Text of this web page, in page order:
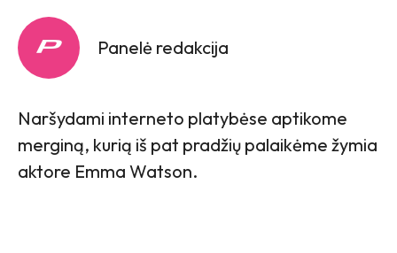
Panelė redakcija
Naršydami interneto platybėse aptikome
merginą, kurią iš pat pradžių palaikėme žymia
aktore Emma Watson.